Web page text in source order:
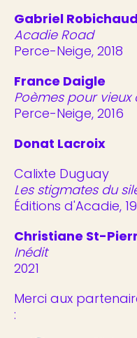
Gabriel Robichaud
Acadie Road
Perce-Neige, 2018
France Daigle
Poèmes pour vieux
Perce-Neige, 2016
Donat Lacroix
Calixte Duguay
Les stigmates du
Éditions d'Acadie,
Christiane St-
Inédit
2021
Merci aux
: